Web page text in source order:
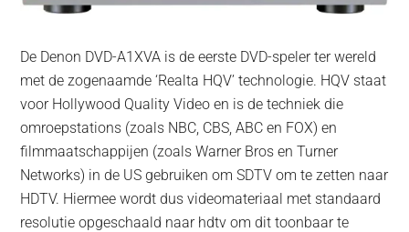
De Denon DVD-A1XVA is de eerste DVD-speler ter wereld
met de zogenaamde ‘Realta HQV’ technologie. HQV staat
voor Hollywood Quality Video en is de techniek die
omroepstations (zoals NBC, CBS, ABC en FOX) en
filmmaatschappijen (zoals Warner Bros en Turner
Networks) in de US gebruiken om SDTV om te zetten naar
HDTV. Hiermee wordt dus videomateriaal met standaard
resolutie opgeschaald naar hdtv om dit toonbaar te